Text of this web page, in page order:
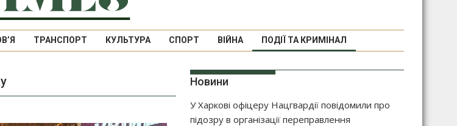
ТРАНСПОРТ КУЛЬТУРА СПОРТ ВІЙНА ПОДІЇ ТА КРИМІНАЛ
Новини
У Харкові офіцеру Нацгвардії повідомили про
підозру в організації переправлення